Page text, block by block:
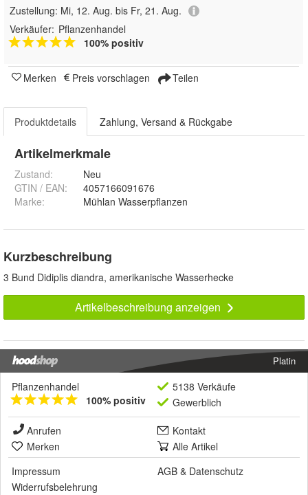
Zustellung: Mi, 12. Aug. bis Fr, 21. Aug.
Verkäufer: Pflanzenhandel
100% positiv
Merken Preis vorschlagen Teilen
Produktdetails Zahlung, Versand & Rückgabe
Artikelmerkmale
Zustand:
Neu
GTIN / EAN:
4057166091676
Marke:
Mühlan Wasserpflanzen
Kurzbeschreibung
3 Bund Didiplis diandra, amerikanische Wasserhecke
Artikelbeschreibung anzeigen
Platin
Pflanzenhandel
100% positiv
5138 Verkäufe
Gewerblich
Anrufen
Kontakt
Merken
Alle Artikel
Impressum
AGB & Datenschutz
Widerrufsbelehrung